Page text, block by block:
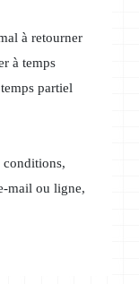
à retourner
à temps
partiel
conditions,
mail ou ligne,